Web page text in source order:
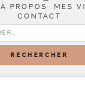
À PROPOS
MES
CONTACT